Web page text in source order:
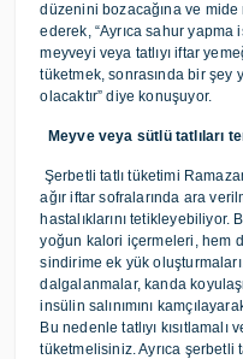
düzenini bozacağına ve
ederek, “Ayrıca sahur yapma
meyveyi veya tatlıyı iftar
tüketmek, sonrasında bir şey
olacaktır” diye konuşuyor.
Meyve veya sütlü tatlıları
Şerbetli tatlı tüketimi
ağır iftar sofralarında ara
hastalıklarını tetikleyebiliyor.
yoğun kalori içermeleri, hem
sindirime ek yük
dalgalanmalar, kanda
insülin salınımını
Bu nedenle tatlıyı
tüketmelisiniz. Ayrıca şerbetli